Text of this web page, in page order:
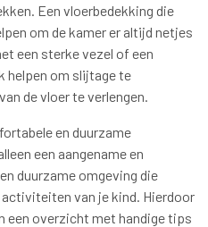
Een vloerbedekking die
om de kamer er altijd netjes
een sterke vezel of een
helpen om slijtage te
de vloer te verlengen.
en duurzame
een aangename en
duurzame omgeving die
van je kind. Hierdoor
een overzicht met handige tips